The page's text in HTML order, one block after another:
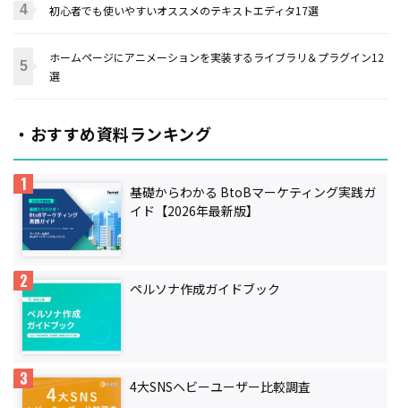
初心者でも使いやすいオススメのテキストエディタ17選
ホームページにアニメーションを実装するライブラリ＆プラグイン12
選
・おすすめ資料ランキング
基礎からわかる BtoBマーケティング実践ガ
イド【2026年最新版】
ペルソナ作成ガイドブック
4大SNSヘビーユーザー比較調査